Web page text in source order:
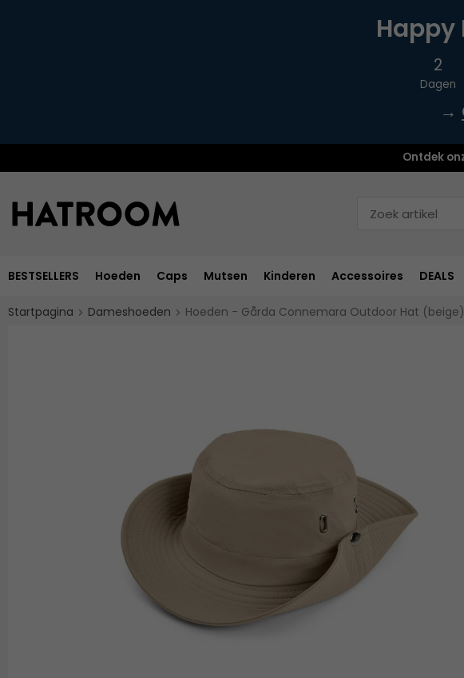
Happy
2
Dagen
→
Ontdek
BESTSELLERS Hoeden Caps Mutsen Kinderen Accessoires DEALS
Startpagina Dameshoeden Hoeden - Gårda Connemara Outdoor Hat (beige)